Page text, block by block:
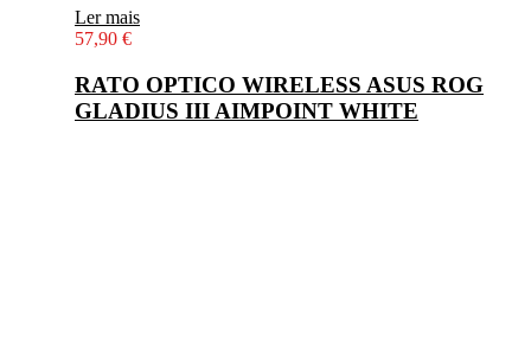
Ler mais
57,90 €
RATO OPTICO WIRELESS ASUS ROG
GLADIUS III AIMPOINT WHITE